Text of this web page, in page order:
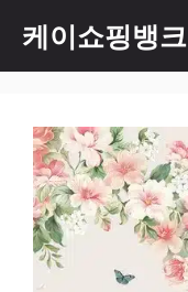
content
케이쇼핑뱅크